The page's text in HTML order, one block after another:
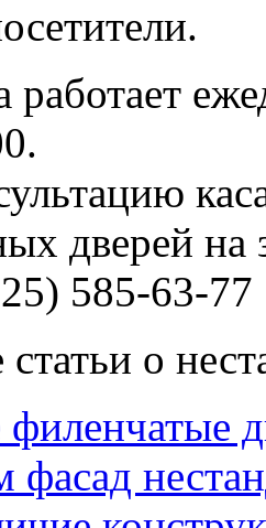
дверей на
585-63-77
о
филенчатые
фасад